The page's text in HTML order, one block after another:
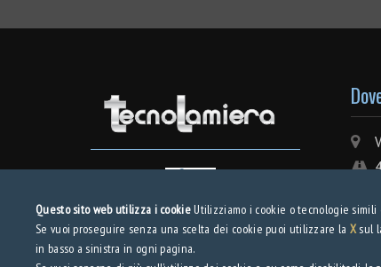
Questo sito web utilizza i cookieUtilizziamo i cookie o tecnologie simili
Se vuoi proseguire senza una scelta dei cookie puoi utilizzare la Xsul
in basso a sinistra in ogni pagina.